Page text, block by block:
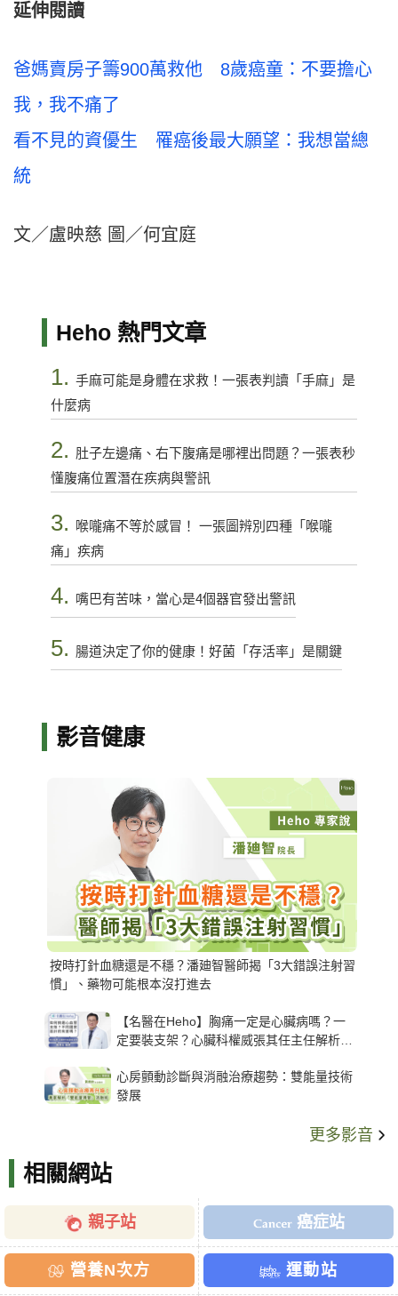
延伸閱讀
爸媽賣房子籌900萬救他 8歲癌童：不要擔心
我，我不痛了
看不見的資優生 罹癌後最大願望：我想當總
統
文／盧映慈 圖／何宜庭
Heho 熱門文章
1. 手麻可能是身體在求救！一張表判讀「手麻」是
什麼病
2. 肚子左邊痛、右下腹痛是哪裡出問題？一張表秒
懂腹痛位置潛在疾病與警訊
3.
喉嚨痛不等於感冒！ 一張圖辨別四種「喉嚨
痛」疾病
4. 嘴巴有苦味，當心是4個器官發出警訊
5. 腸道決定了你的健康！好菌「存活率」是關鍵
影音健康
按時打針血糖還是不穩？潘廸智醫師揭「3大錯誤注射習
慣」、藥物可能根本沒打進去
【名醫在Heho】胸痛一定是心臟病嗎？一
定要裝支架？心臟科權威張其任主任解析支
心房顫動診斷與消融治療趨勢：雙能量技術
發展
更多影音
相關網站
親子站 癌症站
營養N次方 運動站